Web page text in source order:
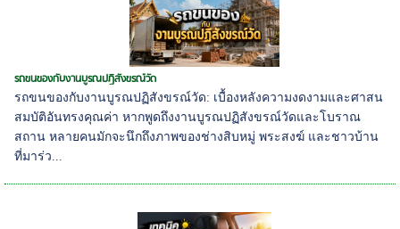
รถขนของกับงานบูรณปฏิสังขรณ์วัด
รถขนของกับงานบูรณปฏิสังขรณ์วัด: เบื้องหลังความงดงามและศาสน
สมบัติอันทรงคุณค่า หากพูดถึงงานบูรณปฏิสังขรณ์วัดและโบราณ
สถาน หลายคนมักจะนึกถึงภาพของช่างสิบหมู่ พระสงฆ์ และชาวบ้าน
ที่มาร่ว...